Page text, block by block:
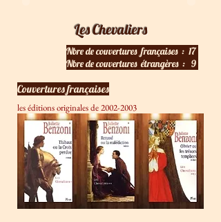
Les Chevaliers
Nbre de couvertures françaises : 17
Nbre de couvertures étrangères : 9
Couvertures françaises
les éditions originales de2002-2003